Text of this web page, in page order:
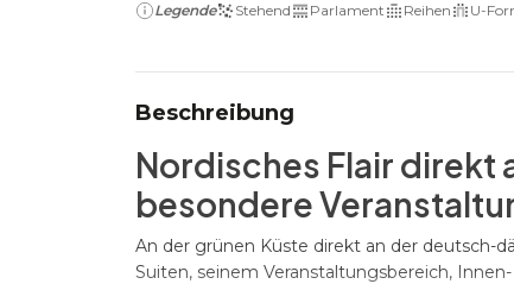
Legende Stehend Parlament Reihen U-
Beschreibung
Nordisches Flair direkt
besondere
An der grünen Küste direkt an der deutsch-
Suiten, seinem Veranstaltungsbereich,